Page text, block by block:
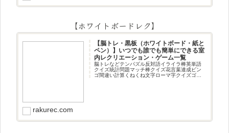
【ホワイトボードレク】
【脳トレ・黒板（ホワイトボード・紙と
ペン）】いつでも誰でも簡単にできる室
内レクリエーション・ゲーム一覧
脳トレなどテンパズル反対語イライラ棒英単語
クイズ統計問題マッチ棒クイズ花言葉達成ビン
ゴ間違い計算くねくね文字ローマ字クイズゴロ
rakurec.com